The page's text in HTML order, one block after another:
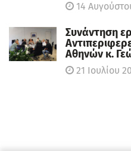
14
Συνάντηση
Αθηνών κ.
21 Ιουλίου